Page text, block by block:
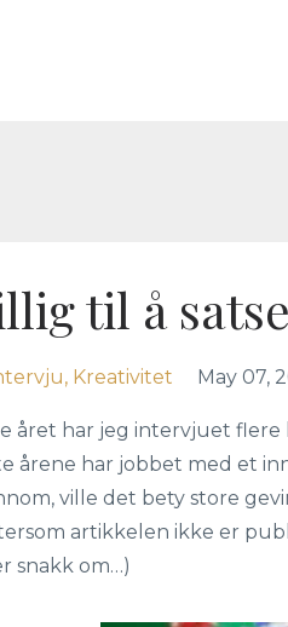
til å
Kreativitet May 07,
året har jeg intervjuet
årene har jobbet med et
ville det bety store
artikkelen ikke er
snakk om…)